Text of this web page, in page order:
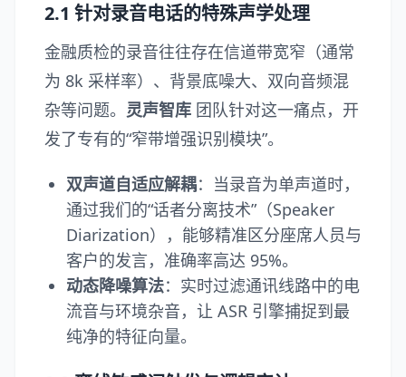
2.1 针对录音电话的特殊声学处理
金融质检的录音往往存在信道带宽窄（通常
为 8k 采样率）、背景底噪大、双向音频混
杂等问题。 灵声智库 团队针对这一痛点，开
发了专有的“窄带增强识别模块”。
双声道自适应解耦：当录音为单声道时，
通过我们的“话者分离技术”（Speaker
Diarization），能够精准区分座席人员与
客户的发言，准确率高达 95%。
动态降噪算法：实时过滤通讯线路中的电
流音与环境杂音，让 ASR 引擎捕捉到最
纯净的特征向量。